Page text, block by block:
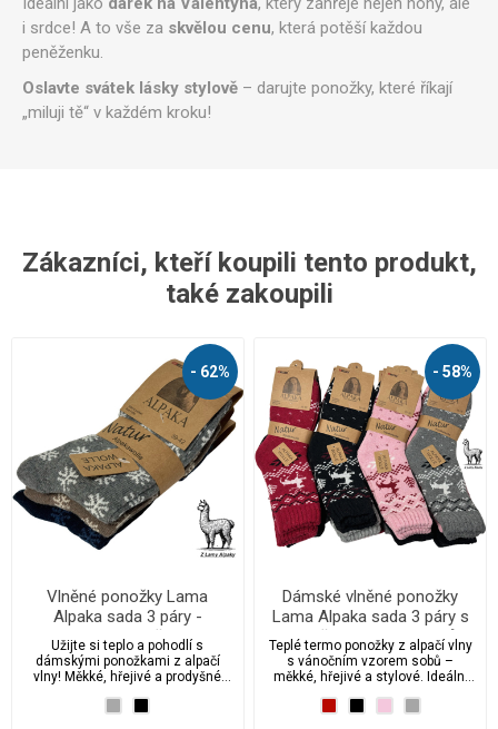
i srdce! A to vše za skvělou cenu, která potěší každou
peněženku.
Oslavte svátek lásky stylově – darujte ponožky, které říkají
„miluji tě“ v každém kroku!
Zákazníci, kteří koupili tento produkt,
také zakoupili
- 62%
Vlněné ponožky Lama
Alpaka sada 3 páry -
dámské s vločkami
Užijte si teplo a pohodlí s
dámskými ponožkami z alpačí
vlny! Měkké, hřejivé a prodyšné
- 58%
Dámské vlněné ponožky
Lama Alpaka sada 3 páry s
vánočním vzorem sobů
Teplé termo ponožky z alpačí vlny
s vánočním vzorem sobů –
měkké, hřejivé a stylové. Ideální